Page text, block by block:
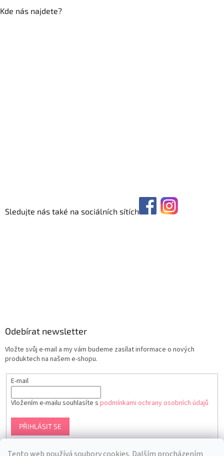
Kde nás najdete?
Sledujte nás také na sociálních sítích
Odebírat newsletter
Vložte svůj e-mail a my vám budeme zasílat informace o nových
produktech na našem e-shopu.
E-mail
Vložením e-mailu souhlasíte s podmínkami ochrany osobních údajů
PŘIHLÁSIT SE